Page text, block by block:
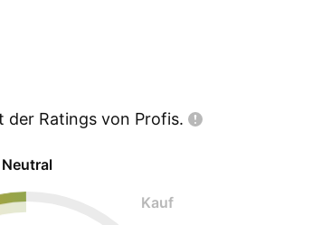
der Ratings von Profis.
Neutral
Kauf